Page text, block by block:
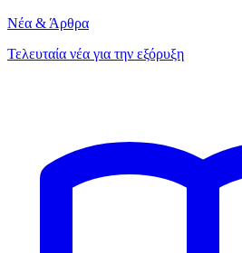
Νέα & Άρθρα
Τελευταία νέα για την εξόρυξη